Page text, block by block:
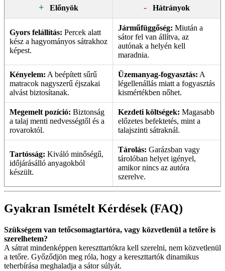
+ Előnyök - Hátrányok
Gyors felállítás: Percek alatt
kész a hagyományos sátrakhoz
képest.
Járműfüggőség: Miután a
sátor fel van állítva, az
autónak a helyén kell
maradnia.
Kényelem: A beépített sűrű
matracok nagyszerű éjszakai
alvást biztosítanak.
Üzemanyag-fogyasztás: A
légellenállás miatt a fogyasztás
kismértékben nőhet.
Megemelt pozíció: Biztonság
a talaj menti nedvességtől és a
rovaroktól.
Kezdeti költségek: Magasabb
előzetes befektetés, mint a
talajszinti sátraknál.
Tartósság: Kiváló minőségű,
időjárásálló anyagokból
készült.
Tárolás: Garázsban vagy
tárolóban helyet igényel,
amikor nincs az autóra
szerelve.
Gyakran Ismételt Kérdések (FAQ)
Szükségem van tetőcsomagtartóra, vagy közvetlenül a tetőre is
szerelhetem?
A sátrat mindenképpen kereszttartókra kell szerelni, nem közvetlenül
a tetőre. Győződjön meg róla, hogy a kereszttartók dinamikus
teherbírása meghaladja a sátor súlyát.